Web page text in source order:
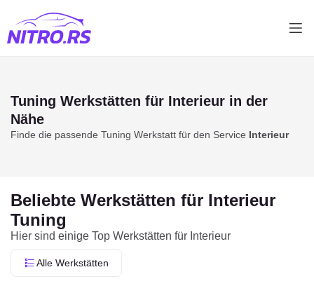
Tuning Werkstätten für Interieur in der
Nähe
Finde die passende Tuning Werkstatt für den Service Interieur
Beliebte Werkstätten für Interieur
Tuning
Hier sind einige Top Werkstätten für Interieur
Alle Werkstätten